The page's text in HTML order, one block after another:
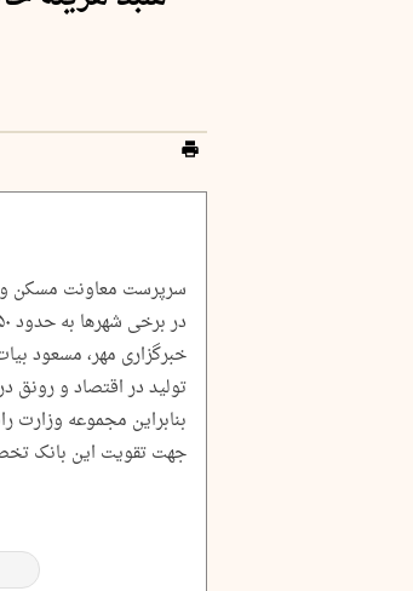
سرپرست معاونت مسکن و
خبرگزاری مهر، مسعود
تولید در اقتصاد و رونق
بنابراین مجموعه وزارت
جهت تقویت این بانک